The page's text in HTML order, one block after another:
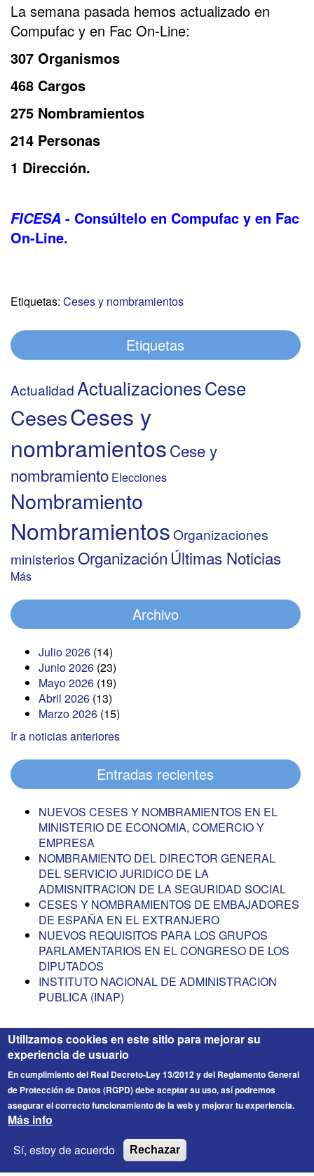
La semana pasada hemos actualizado en
Compufac y en Fac On-Line:
307 Organismos
468 Cargos
275 Nombramientos
214 Personas
1 Dirección.
FICESA - Consúltelo en Compufac y en Fac
On-Line.
Etiquetas: Ceses y nombramientos
Etiquetas
Actualidad ActualizacionesCese
CesesCeses y
nombramientosCese y
nombramiento Elecciones
Nombramiento
NombramientosOrganizaciones
ministeriosOrganizaciónÚltimas Noticias
Más
Archivo
Julio 2026 (14)
Junio 2026 (23)
Mayo 2026 (19)
Abril 2026 (13)
Marzo 2026 (15)
Ir a noticias anteriores
Entradas recientes
NUEVOS CESES Y NOMBRAMIENTOS EN EL
MINISTERIO DE ECONOMIA, COMERCIO Y
EMPRESA
NOMBRAMIENTO DEL DIRECTOR GENERAL
DEL SERVICIO JURIDICO DE LA
ADMISNITRACION DE LA SEGURIDAD SOCIAL
CESES Y NOMBRAMIENTOS DE EMBAJADORES
DE ESPAÑA EN EL EXTRANJERO
NUEVOS REQUISITOS PARA LOS GRUPOS
PARLAMENTARIOS EN EL CONGRESO DE LOS
DIPUTADOS
INSTITUTO NACIONAL DE ADMINISTRACION
PUBLICA (INAP)
FICESA
derechos reservados.
Utilizamos cookies en este sitio para mejorar su
experiencia de usuario
En cumplimiento del Real Decreto-Ley 13/2012 y del Reglamento General
de Protección de Datos (RGPD) debe aceptar su uso, así podremos
asegurar el correcto funcionamiento de la web y mejorar tu experiencia.
Más info
Sí, estoy de acuerdo
Rechazar